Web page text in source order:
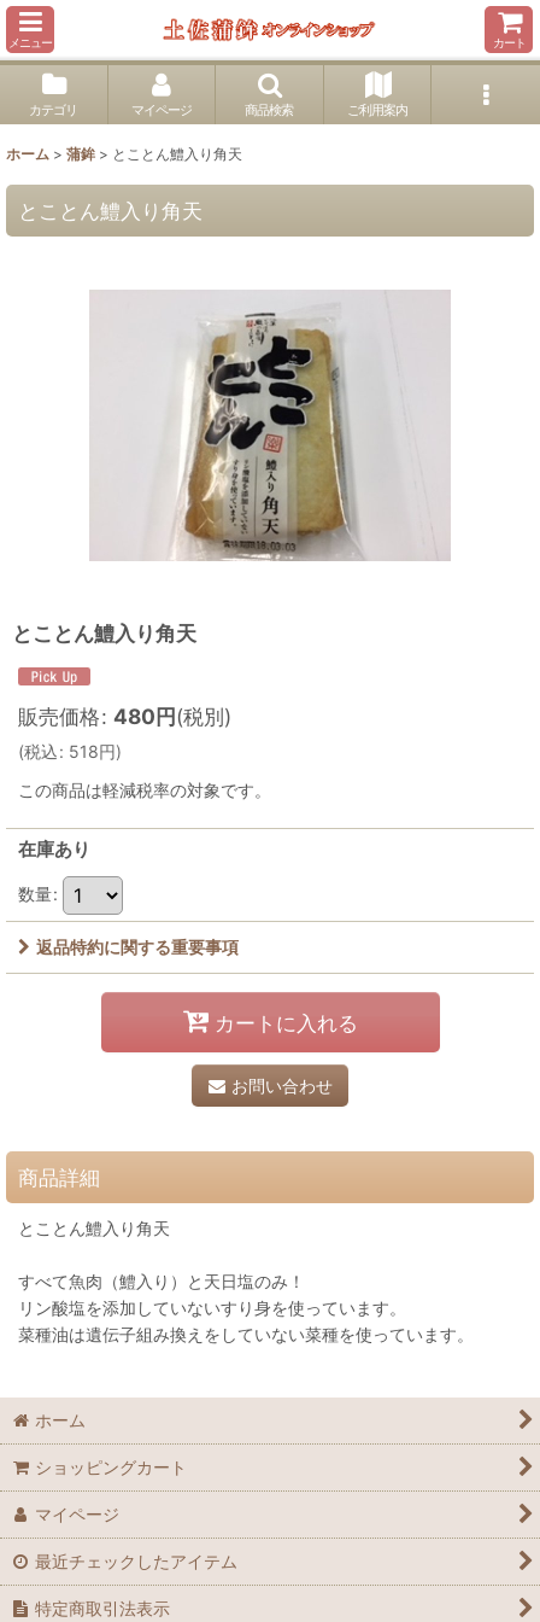
メニュー カート
カテゴリ マイページ 商品検索 ご利用案内
ホーム > 蒲鉾 > とことん鱧入り角天
とことん鱧入り角天
とことん鱧入り角天
販売価格: 480円(税別)
(税込: 518円)
この商品は軽減税率の対象です。
在庫あり
数量:
返品特約に関する重要事項
カートに入れる
お問い合わせ
商品詳細
とことん鱧入り角天
すべて魚肉（鱧入り）と天日塩のみ！
リン酸塩を添加していないすり身を使っています。
菜種油は遺伝子組み換えをしていない菜種を使っています。
ホーム
ショッピングカート
マイページ
最近チェックしたアイテム
特定商取引法表示